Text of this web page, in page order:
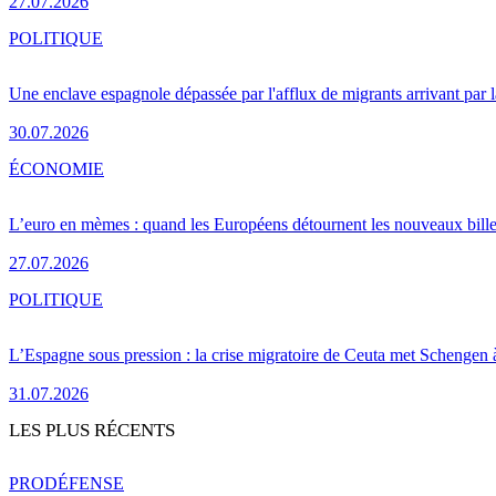
Une enclave espagnole dépassée par l'afflux de migrants arrivant par
30.07.2026
POLITIQUE
L’euro en mèmes : quand les Européens détournent les nouveaux
27.07.2026
ÉCONOMIE
L’Espagne sous pression : la crise migratoire de Ceuta met Schengen
31.07.2026
POLITIQUE
LES PLUS RÉCENTS
PRODÉFENSE